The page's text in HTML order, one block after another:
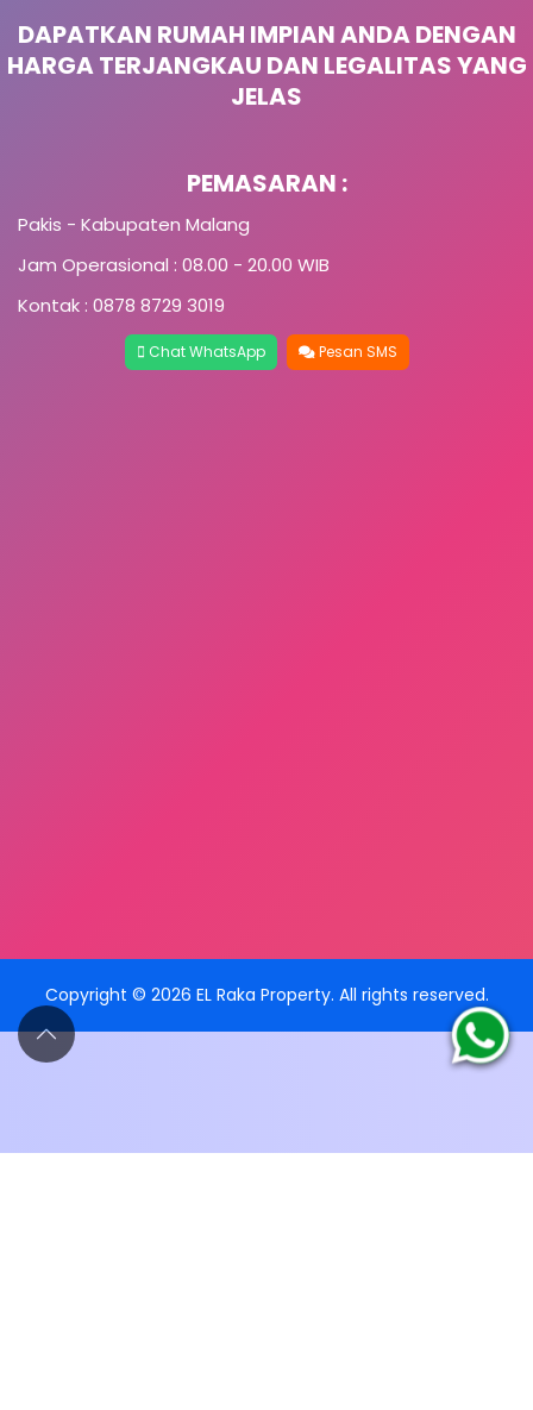
DAPATKAN RUMAH IMPIAN ANDA DENGAN
HARGA TERJANGKAU DAN LEGALITAS YANG
JELAS
PEMASARAN :
Pakis - Kabupaten Malang
Jam Operasional : 08.00 - 20.00 WIB
Kontak : 0878 8729 3019
Chat WhatsApp Pesan SMS
Copyright © 2026 EL Raka Property. All rights reserved.